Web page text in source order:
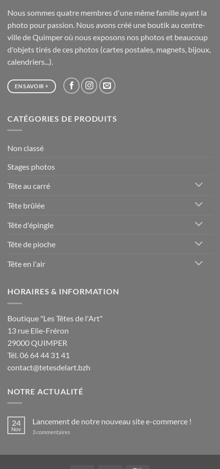
Nous sommes quatre membres d'une même famille ayant la
photo pour passion. Nous avons créé une boutik au centre-
ville de Quimper où nous exposons nos photos et beaucoup
d'objets tirés de ces photos (cartes postales, magnets, bijoux,
calendriers...).
EN SAVOIR +
CATÉGORIES DE PRODUITS
Non classé
Stages photos
Tête au carré
Tête brûlée
Tête d'épingle
Tête de pioche
Tête en l'air
HORAIRES & INFORMATION
Boutique "Les Têtes de l'Art"
13 rue Elie-Fréron
29000 QUIMPER
Tél. 06 64 44 31 41
contact@tetesdelart.bzh
NOTRE ACTUALITÉ
24
Nov
Lancement de notre nouveau site e-commerce !
3 commentaires